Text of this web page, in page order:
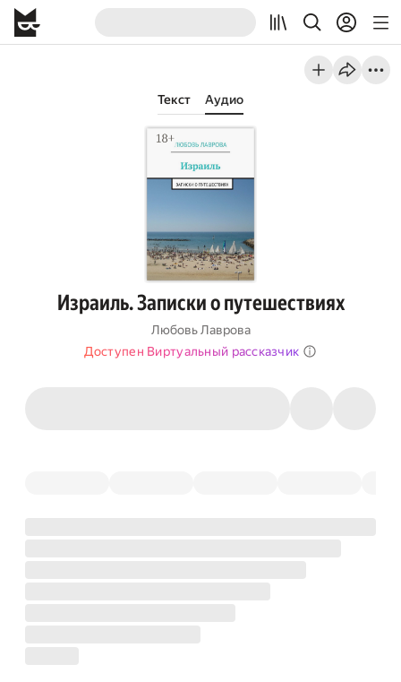
Текст Аудио
Израиль. Записки о путешествиях
Любовь Лаврова
Доступен Виртуальный рассказчик